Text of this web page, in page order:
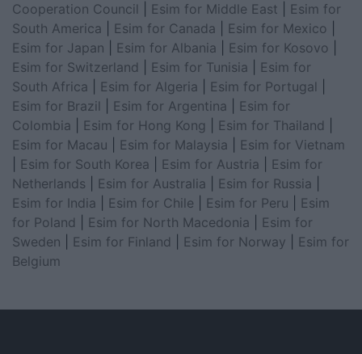
Cooperation Council
Esim for Middle East
Esim for
South America
Esim for Canada Esim for Mexico
Esim for Japan
Esim for Albania Esim for Kosovo
Esim for Switzerland
Esim for Tunisia
Esim for
South Africa
Esim for Algeria Esim for Portugal
Esim for Brazil
Esim for Argentina
Esim for
Colombia
Esim for Hong Kong Esim for Thailand
Esim for Macau
Esim for Malaysia
Esim for Vietnam
Esim for South Korea Esim for Austria
Esim for
Netherlands
Esim for Australia Esim for Russia
Esim for India
Esim for Chile Esim for Peru
Esim
for Poland
Esim for North Macedonia
Esim for
Sweden
Esim for Finland Esim for Norway
Esim for
Belgium